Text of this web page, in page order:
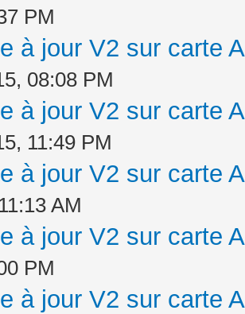
PM
à jour V2 sur carte
08:08 PM
à jour V2 sur carte
11:49 PM
à jour V2 sur carte
AM
à jour V2 sur carte
PM
à jour V2 sur carte